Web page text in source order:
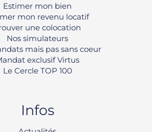
Estimer mon bien
mon revenu locatif
une colocation
Nos simulateurs
mais pas sans coeur
exclusif Virtus
Le Cercle TOP 100
Infos
Rechercher